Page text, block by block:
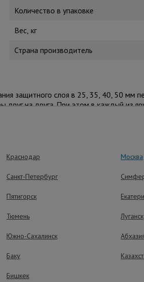
Количество в упаковке
Вес, кг
Страна производитель
защитного слоя в 25, 35, 40, 50 мм
друг на друга. При этом в каждый из
к разрушению и перепадам
использовать фиксатор
Краснодар Москва
Санкт-Петербург
Пятигорск
Тюмень Луганск
Южно-Сахалинск
Баку
Бишкек